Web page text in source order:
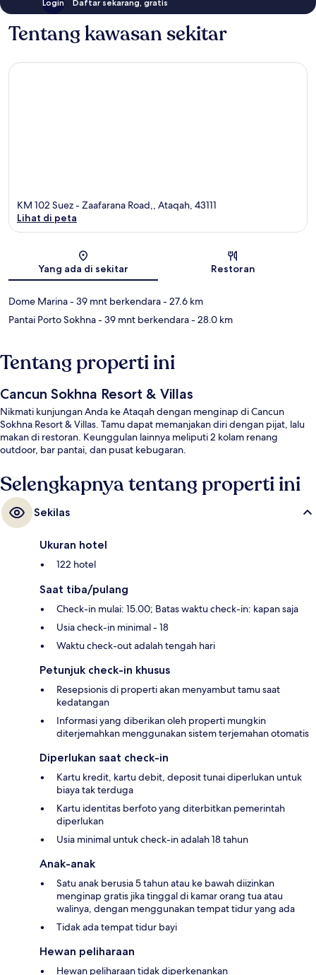
Login Daftar sekarang, gratis
Tentang kawasan sekitar
KM 102 Suez - Zaafarana Road,, Ataqah, 43111
Lihat di peta
Yang ada di sekitar Restoran
Dome Marina- 39 mnt berkendara- 27.6 km
Pantai Porto Sokhna- 39 mnt berkendara- 28.0 km
Tentang properti ini
Cancun Sokhna Resort & Villas
Nikmati kunjungan Anda ke Ataqah dengan menginap di Cancun
Sokhna Resort & Villas. Tamu dapat memanjakan diri dengan pijat, lalu
makan di restoran. Keunggulan lainnya meliputi 2 kolam renang
outdoor, bar pantai, dan pusat kebugaran.
Selengkapnya tentang properti ini
Sekilas
Ukuran hotel
122 hotel
Saat tiba/pulang
Check-in mulai: 15.00; Batas waktu check-in: kapan saja
Usia check-in minimal - 18
Waktu check-out adalah tengah hari
Petunjuk check-in khusus
Resepsionis di properti akan menyambut tamu saat
kedatangan
Informasi yang diberikan oleh properti mungkin
diterjemahkan menggunakan sistem terjemahan otomatis
Diperlukan saat check-in
Kartu kredit, kartu debit, deposit tunai diperlukan untuk
biaya tak terduga
Kartu identitas berfoto yang diterbitkan pemerintah
diperlukan
Usia minimal untuk check-in adalah 18 tahun
Anak-anak
Satu anak berusia 5 tahun atau ke bawah diizinkan
menginap gratis jika tinggal di kamar orang tua atau
walinya, dengan menggunakan tempat tidur yang ada
Tidak ada tempat tidur bayi
Hewan peliharaan
Hewan peliharaan tidak diperkenankan